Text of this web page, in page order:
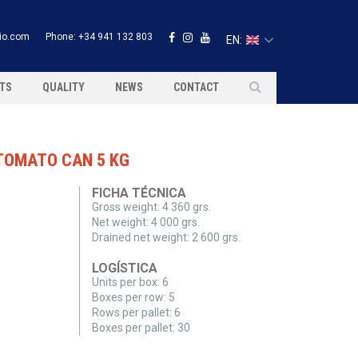
EN:
Phone: +34 941 132 803
QUALITY NEWS CONTACT
CAN 5 KG
FICHA TÉCNICA
Gross weight:4 360 grs.
Net weight:4 000 grs.
Drained net weight: 2 600 grs.
LOGÍSTICA
Units per box:6
Boxes per row: 5
Rows per pallet:6
Boxes per pallet: 30